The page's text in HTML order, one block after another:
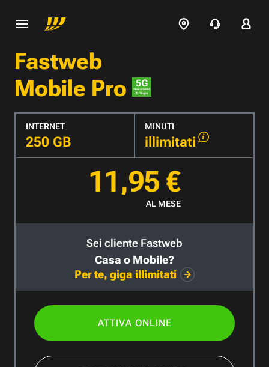
Fastweb
Mobile Pro
INTERNET
250 GB
MINUTI
illimitati
11,95 €
AL MESE
Sei cliente Fastweb
Casa o Mobile?
Per te, giga illimitati
ATTIVA ONLINE